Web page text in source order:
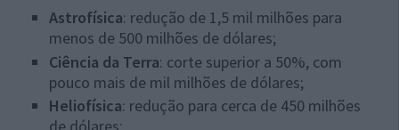
Astrofísica: redução de 1,5 mil milhões para
menos de 500 milhões de dólares;
Ciência da Terra: corte superior a 50%, com
pouco mais de mil milhões de dólares;
Heliofísica: redução para cerca de 450 milhões